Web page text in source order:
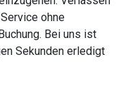
ohne
Bei uns ist
Sekunden erledigt